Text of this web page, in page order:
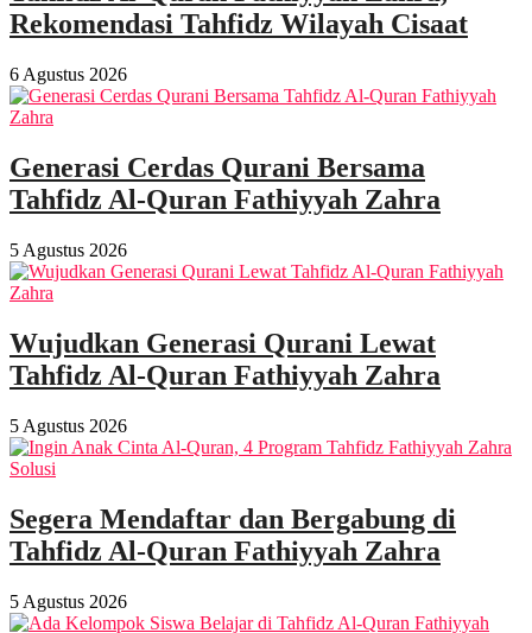
Rekomendasi Tahfidz Wilayah Cisaat
6 Agustus 2026
Generasi Cerdas Qurani Bersama
Tahfidz Al-Quran Fathiyyah Zahra
5 Agustus 2026
Wujudkan Generasi Qurani Lewat
Tahfidz Al-Quran Fathiyyah Zahra
5 Agustus 2026
Segera Mendaftar dan Bergabung di
Tahfidz Al-Quran Fathiyyah Zahra
5 Agustus 2026